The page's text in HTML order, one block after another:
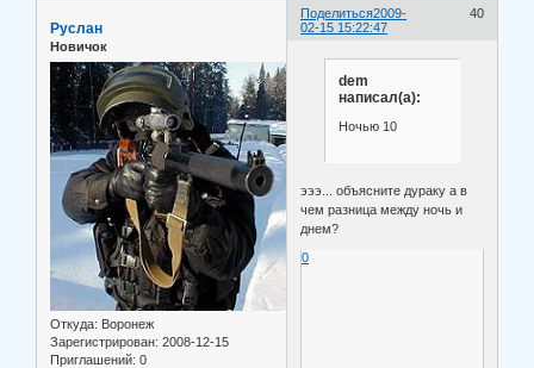
Поделиться 40
2009-
02-15 15:22:47
Руслан
Новичок
Откуда: Воронеж
Зарегистрирован: 2008-12-15
Приглашений: 0
dem
написал(а):
Ночью 10
эээ... объясните дураку а в
чем разница между ночь и
днем?
0